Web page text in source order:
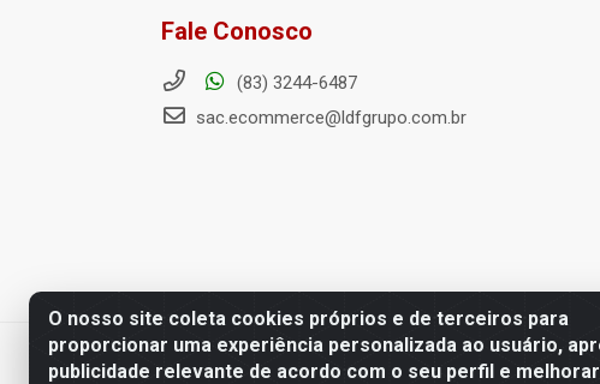
O nosso site coleta cookies próprios e de terceiros para
proporcionar uma experiência personalizada ao usuário,
publicidade relevante de acordo com o seu perfil e
Fale Conosco
(83) 3244-6487
sac.ecommerce@ldfgrupo.com.br
LDF Home Center - R. Hortência Helena